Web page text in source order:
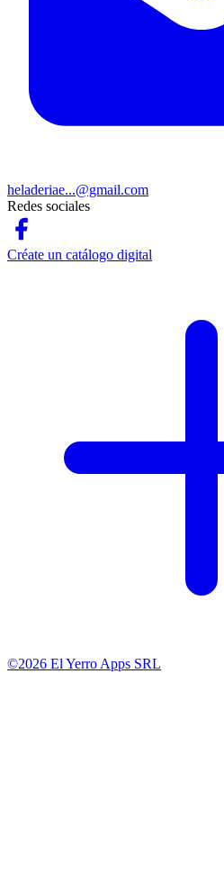
heladeriae...@gmail.com
Redes sociales
Créate un catálogo digital
©2026 El Yerro Apps SRL